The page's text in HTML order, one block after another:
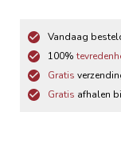
Vandaag
100%
Gratis
Gratis afhalen